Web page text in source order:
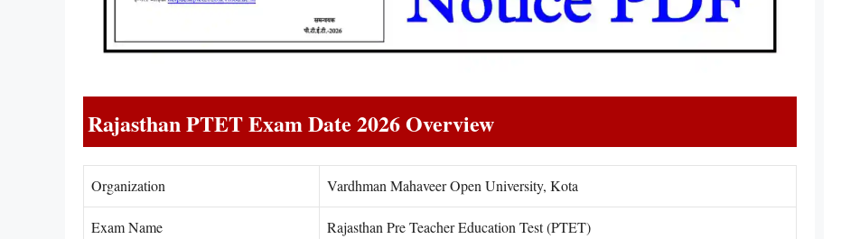
Rajasthan PTET Exam Date 2026 Overview
Organization Vardhman Mahaveer Open University, Kota
Exam Name Rajasthan Pre Teacher Education Test (PTET)